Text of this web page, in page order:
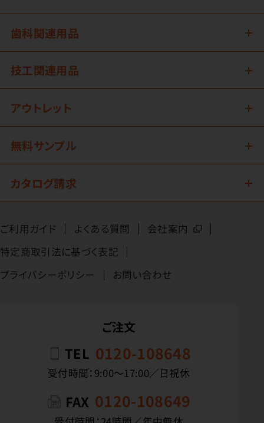
歯科関連用品
技工関連用品
アウトレット
無料サンプル
カタログ請求
ご利用ガイド よくある質問
会社案内
特定商取引法に基づく表記
プライバシーポリシー
お問い合わせ
ご注文
TEL 0120-108648
受付時間：9:00〜17:00／日祝休
FAX 0120-108649